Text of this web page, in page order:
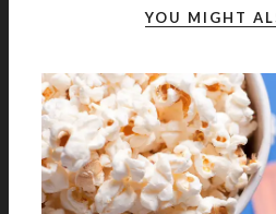
YOU MIGHT